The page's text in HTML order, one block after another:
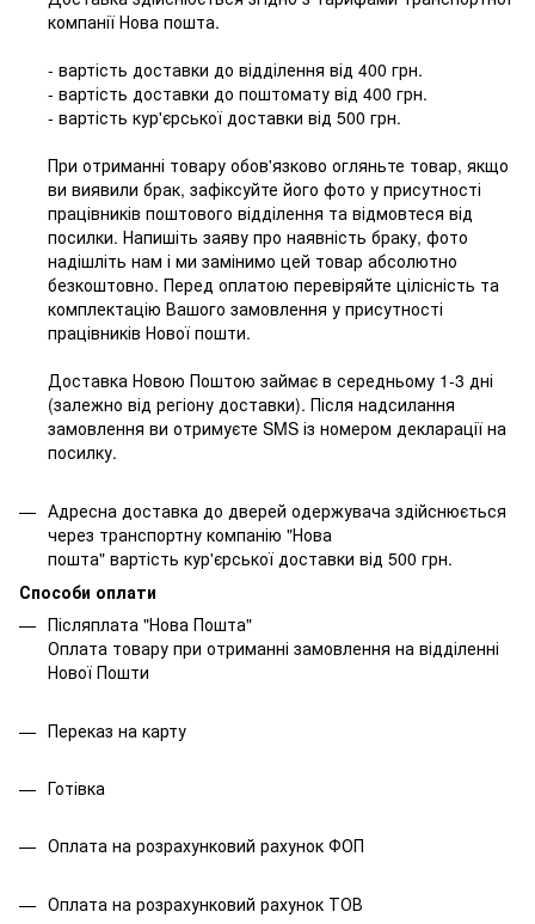
компанії Нова пошта.
- вартість доставки до відділення від 400 грн.
- вартість доставки до поштомату від 400 грн.
- вартість кур'єрської доставки від 500 грн.
При отриманні товару обов'язково огляньте товар, якщо
ви виявили брак, зафіксуйте його фото у присутності
працівників поштового відділення та відмовтеся від
посилки. Напишіть заяву про наявність браку, фото
надішліть нам і ми замінимо цей товар абсолютно
безкоштовно. Перед оплатою перевіряйте цілісність та
комплектацію Вашого замовлення у присутності
працівників Нової пошти.
Доставка Новою Поштою займає в середньому 1-3 дні
(залежно від регіону доставки). Після надсилання
замовлення ви отримуєте SMS із номером декларації на
посилку.
Адресна доставка до дверей одержувача здійснюється
через транспортну компанію "Нова
пошта" вартість кур'єрської доставки від 500 грн.
Способи оплати
Післяплата "Нова Пошта"
Оплата товару при отриманні замовлення на відділенні
Нової Пошти
Переказ на карту
Готівка
Оплата на розрахунковий рахунок ФОП
Оплата на розрахунковий рахунок ТОВ